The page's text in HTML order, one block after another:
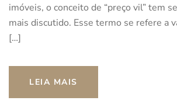
imóveis, o conceito de “preço vil” tem
mais discutido. Esse termo se refere a
[…]
LEIA MAIS